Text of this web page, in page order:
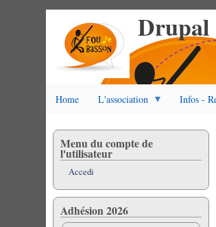
Drupal
Home L'association Infos -
Menu du compte de
l'utilisateur
Accedi
Adhésion 2026